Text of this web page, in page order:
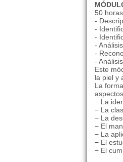
50 horas
-
-
-
-
-
-
Este
la piel y
La
− La
− La
− La
− El
− La
− El
− El